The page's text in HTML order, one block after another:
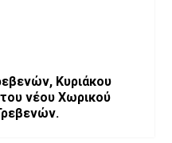
Κυριάκου
νέου Χωρικού